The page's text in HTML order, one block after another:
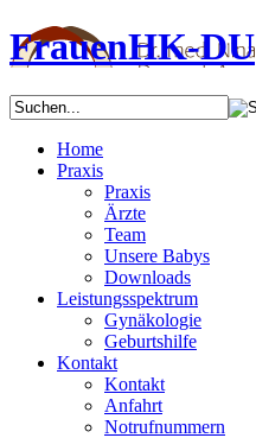
FrauenHK-DU
Home
Praxis
Praxis
Ärzte
Team
Unsere Babys
Downloads
Leistungsspektrum
Gynäkologie
Geburtshilfe
Kontakt
Kontakt
Anfahrt
Notrufnummern